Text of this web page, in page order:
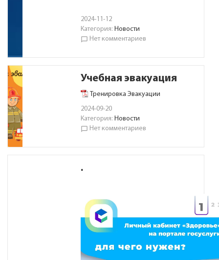
2024-11-12
Категория: Новости
chat_bubble_outline Нет комментариев
Учебная эвакуация
Тренировка Эвакуации
2024-09-20
Категория: Новости
chat_bubble_outline Нет комментариев
.